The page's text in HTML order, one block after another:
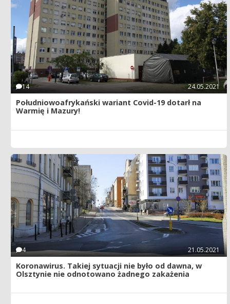
14 24.05.2021
Południowoafrykański wariant Covid-19 dotarł na
Warmię i Mazury!
4 21.05.2021
Koronawirus. Takiej sytuacji nie było od dawna, w
Olsztynie nie odnotowano żadnego zakażenia